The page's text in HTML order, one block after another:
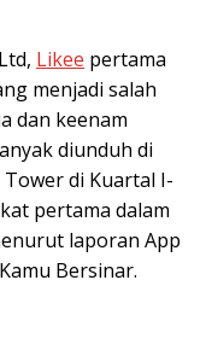
Likee pertama
menjadi salah
dan keenam
diunduh di
di Kuartal I-
pertama dalam
laporan App
Bersinar.